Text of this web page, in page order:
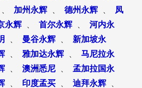
加州永辉 德州永辉
凤
永辉 首尔永辉
河内永
曼谷永辉
新加坡永
雅加达永辉
马尼拉永
澳洲悉尼
孟加拉国永
印度孟买 迪拜永辉